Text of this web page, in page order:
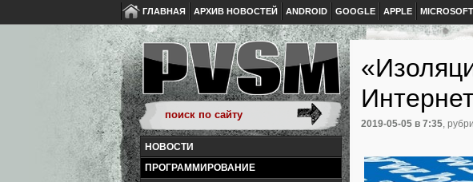
ГЛАВНАЯ АРХИВ НОВОСТЕЙ ANDROID GOOGLE APPLE MICROSOFT
НОВОСТИ
ПРОГРАММИРОВАНИЕ
2019-05-05 в 7:35,